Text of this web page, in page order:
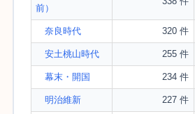
前）
奈良時代 320 件
安土桃山時代 255 件
幕末・開国 234 件
明治維新 227 件